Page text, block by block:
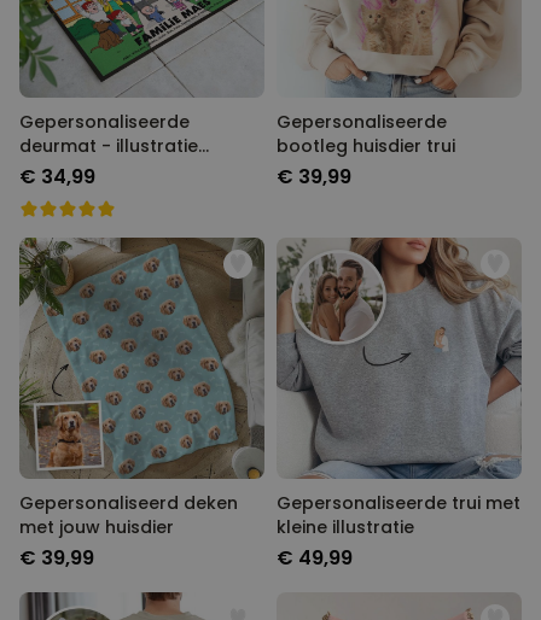
Gepersonaliseerde
deurmat - illustratie
stripfiguur familie
€ 34,99
Gepersonaliseerde
bootleg huisdier trui
€ 39,99
Gepersonaliseerd deken
met jouw huisdier
€ 39,99
Gepersonaliseerde trui met
kleine illustratie
€ 49,99